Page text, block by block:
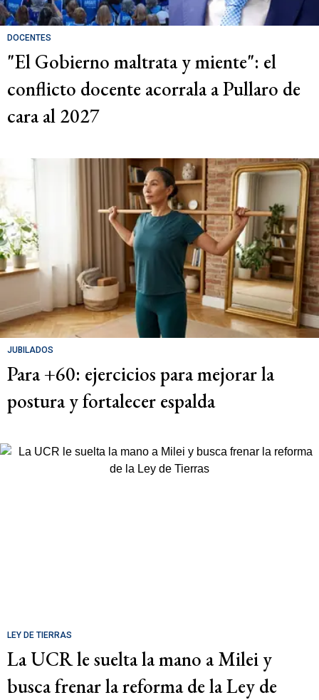
DOCENTES
"El Gobierno maltrata y miente": el
conflicto docente acorrala a Pullaro de
cara al 2027
JUBILADOS
Para +60: ejercicios para mejorar la
postura y fortalecer espalda
LEY DE TIERRAS
La UCR le suelta la mano a Milei y
busca frenar la reforma de la Ley de